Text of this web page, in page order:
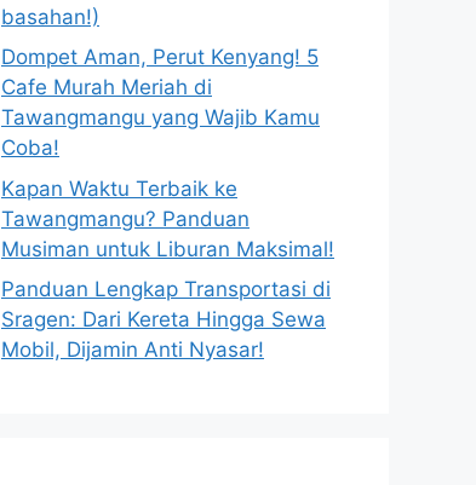
basahan!)
Dompet Aman, Perut Kenyang! 5
Cafe Murah Meriah di
Tawangmangu yang Wajib Kamu
Coba!
Kapan Waktu Terbaik ke
Tawangmangu? Panduan
Musiman untuk Liburan Maksimal!
Panduan Lengkap Transportasi di
Sragen: Dari Kereta Hingga Sewa
Mobil, Dijamin Anti Nyasar!